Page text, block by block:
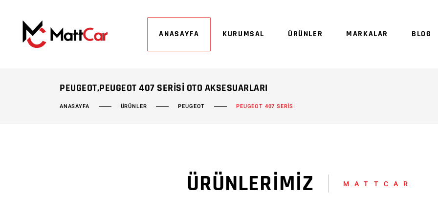
ANASAYFA KURUMSAL ÜRÜNLER MARKALAR BLOG
PEUGEOT,PEUGEOT 407 SERISI OTO AKSESUARLARI
ANASAYFA ÜRÜNLER PEUGEOT PEUGEOT 407 SERİSİ
MATTCAR
ÜRÜNLERİMİZ